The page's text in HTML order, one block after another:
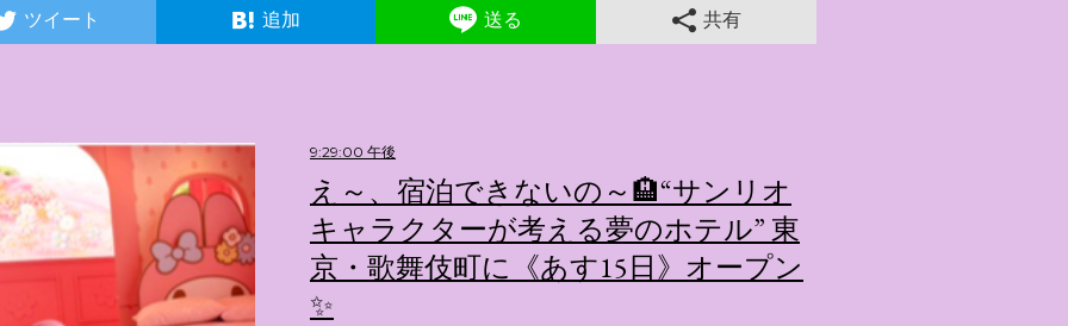
ツイート 追加 送る 共有
9:29:00 午後
え～、宿泊できないの～🏨“サンリオ
キャラクターが考える夢のホテル” 東
京・歌舞伎町に《あす15日》オープン
✨️